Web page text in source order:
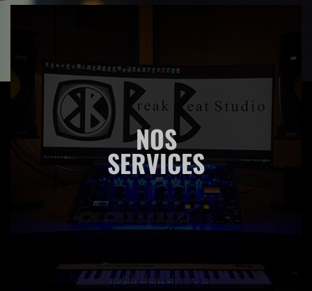
NOS
SERVICES